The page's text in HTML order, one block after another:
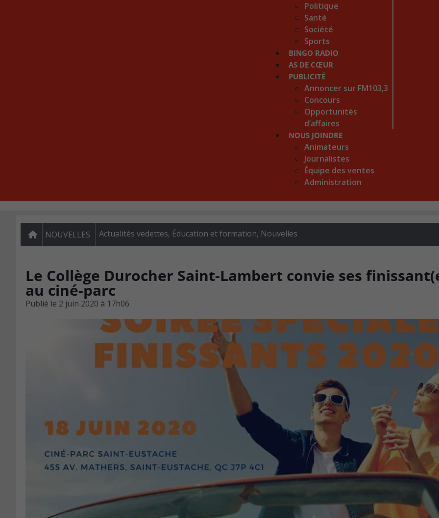
Politique
Santé
Société
Sports
BINGO RADIO
AS DE CŒUR
PUBLICITÉ
Annoncer sur FM103,3
Concours
Opportunités
d’affaires
NOUS JOINDRE
Animateurs
Journalistes
Équipe des ventes
Administration
NOUVELLES Actualités vedettes, Éducation et formation, Nouvelles
Le Collège Durocher Saint-Lambert convie ses
au ciné-parc
Publié le 2 juin 2020 à 17h06